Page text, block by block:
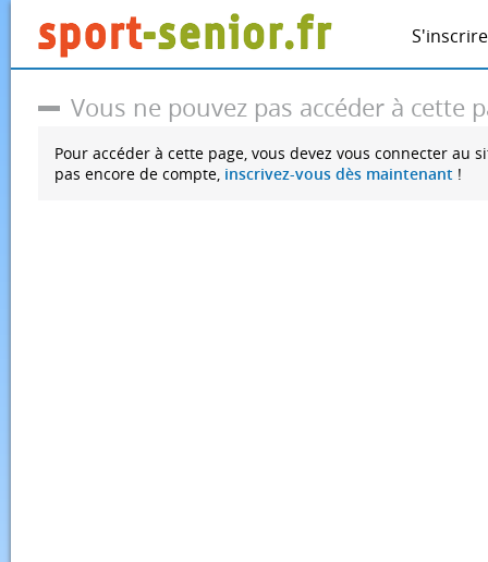
S'inscrire
Vous ne pouvez pas accéder à cette
Pour accéder à cette page, vous devez vous connecter au
pas encore de compte, inscrivez-vous dès maintenant !